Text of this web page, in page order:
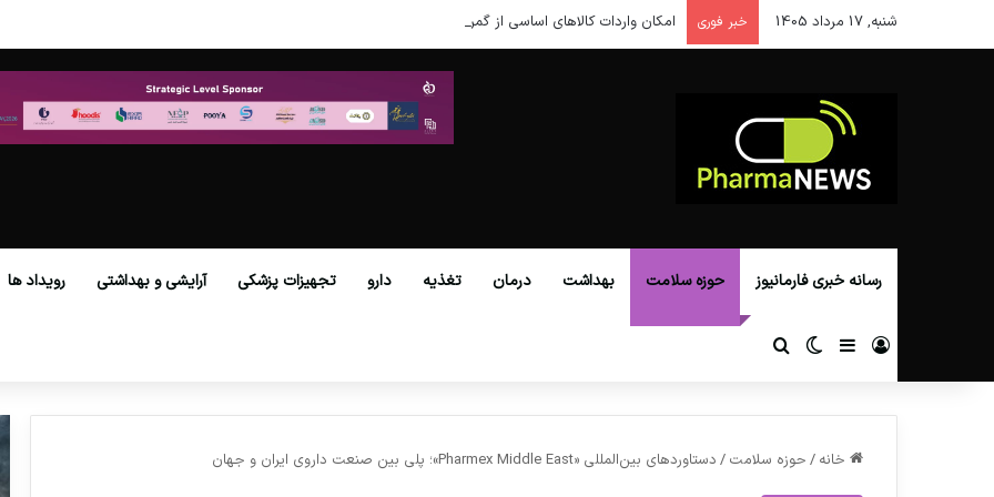
شنبه, 17 مرداد 1405 خبر فوری امکان واردات کالاهای اساسی از گمرکات همه استان‌ها فراهم شد.
رسانه خبری فارمانیوز حوزه سلامت بهداشت درمان تغذیه دارو تجهیزات پزشکی آرایشی و بهداشتی رویداد ها
ورود سایدبارتغییر پوسته
خانه / حوزه سلامت / دستاوردهای بین‌المللی «Pharmex Middle East»؛ پلی بین صنعت داروی ایران و جهان